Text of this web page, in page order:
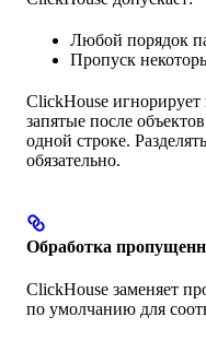
Любой порядок
Пропуск
ClickHouse
запятые после
одной строке.
обязательно.
Обработка
ClickHouse заменяет
по умолчанию для